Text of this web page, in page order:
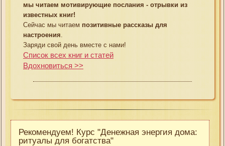
мы читаем мотивирующие послания - отрывки из
известных книг!
Сейчас мы читаем позитивные рассказы для
настроения
Заряди свой день вместе с нами!
Список всех книг и статей
Вдохновиться >>
Рекомендуем! Курс "Денежная энергия дома:
ритуалы для богатства"